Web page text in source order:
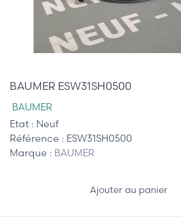
BAUMER ESW31SH0500
BAUMER
Etat : Neuf
Référence : ESW31SH0500
Marque : BAUMER
Ajouter au panier